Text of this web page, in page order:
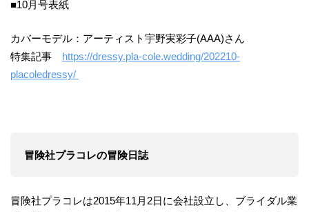
■10月号表紙
カバーモデル：アーティスト宇野実彩子(AAA)さん
特集記事 https://dressy.pla-cole.wedding/202210-
placoledressy/
冒険社プラコレの冒険日誌
冒険社プラコレは2015年11月2日に会社設立し、ブライダル業